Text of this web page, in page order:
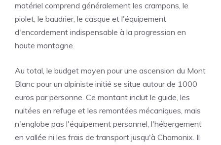
matériel comprend généralement les crampons, le
piolet, le baudrier, le casque et l'équipement
d'encordement indispensable à la progression en
haute montagne.
Au total, le budget moyen pour une ascension du Mont
Blanc pour un alpiniste initié se situe autour de 1000
euros par personne. Ce montant inclut le guide, les
nuitées en refuge et les remontées mécaniques, mais
n'englobe pas l'équipement personnel, l'hébergement
en vallée ni les frais de transport jusqu'à Chamonix. Il